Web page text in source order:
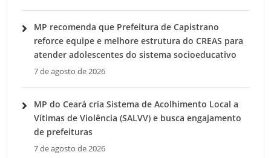
MP recomenda que Prefeitura de Capistrano
reforce equipe e melhore estrutura do CREAS para
atender adolescentes do sistema socioeducativo
7 de agosto de 2026
MP do Ceará cria Sistema de Acolhimento Local a
Vítimas de Violência (SALVV) e busca engajamento
de prefeituras
7 de agosto de 2026